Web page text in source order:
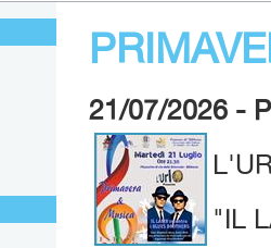
21/07/2026 -
"IL